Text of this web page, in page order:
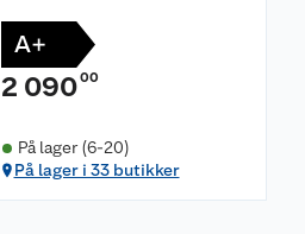
A+
2 09000
På lager (6-20)
På lager i 33 butikker